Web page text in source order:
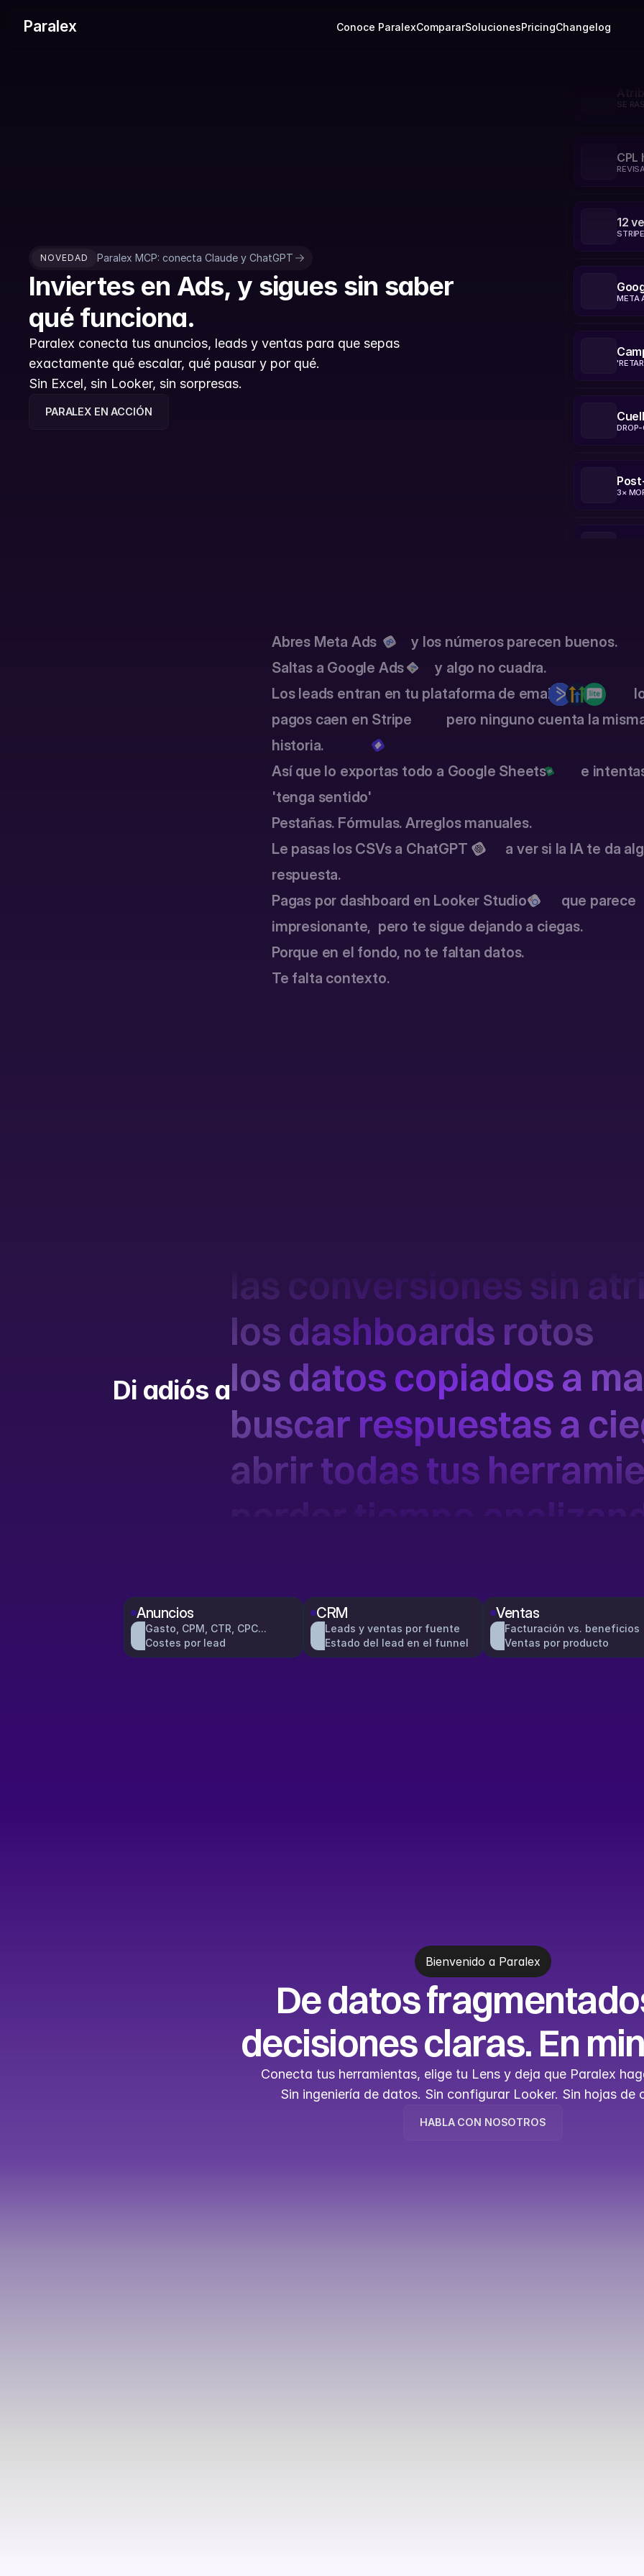
Paralex Conoce ParalexCompararSolucionesPricingChangelog
NOVEDAD Paralex MCP: conecta Claude y ChatGPT
Inviertes en Ads, y sigues sin saber
qué funciona.
Paralex conecta tus anuncios, leads y ventas para que sepas
exactamente qué escalar, qué pausar y por qué.
Sin Excel, sin Looker, sin sorpresas.
PARALEX EN ACCIÓN
SE
CPL
12
META
DROP-
3×
70%
Abres Meta Ads          y los números parecen buenos.
Saltas a Google Ads         y algo no cuadra.
Los leads entran en tu plataforma de email,
pagos caen en Stripe          pero ninguno cuenta la
historia.
Así que lo exportas todo a Google Sheets          e
'tenga sentido'
Pestañas. Fórmulas. Arreglos manuales.
Le pasas los CSVs a ChatGPT           a ver si la IA te da
respuesta.
Pagas por dashboard en Looker Studio          que parece
impresionante,  pero te sigue dejando a ciegas.
Porque en el fondo, no te faltan datos.
Te falta contexto.
Di adiós a
las conversiones sin
los dashboards rotos
los datos copiados a
buscar respuestas a
abrir todas tus
perder tiempo
Anuncios
Gasto, CPM, CTR, CPC...
Costes por lead
CRM
Leads y ventas por fuente
Estado del lead en el funnel
Ventas
Facturación vs. beneficios
Ventas por producto
Bienvenido a Paralex
De datos
decisiones claras. En
Conecta tus herramientas, elige tu Lens y deja que Paralex
Sin ingeniería de datos. Sin configurar Looker. Sin hojas de
HABLA CON NOSOTROS